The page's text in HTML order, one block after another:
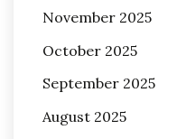
November 2025
October 2025
September 2025
August 2025